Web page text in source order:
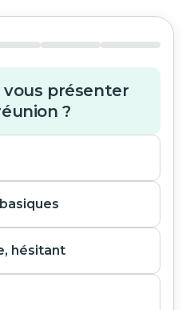
vous présenter
?
hésitant